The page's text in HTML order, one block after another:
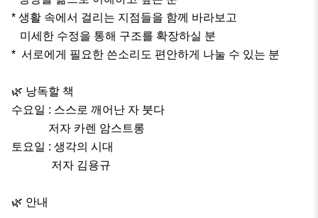
* 생활 속에서 걸리는 지점들을 함께 바라보고
*  서로에게 필요한 쓴소리도 편안하게 나눌 수 있는 분
🌿 낭독할 책
수요일 : 스스로 깨어난 자 붓다
토요일 : 생각의 시대
🌿 안내